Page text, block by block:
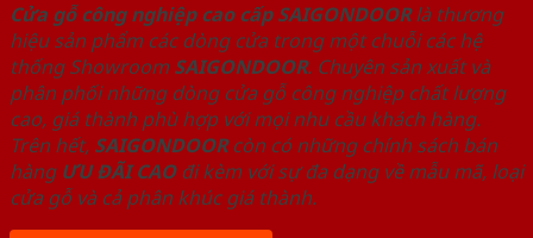
Cửa gỗ công nghiệp cao cấp SAIGONDOORlà thương
hiệu sản phẩm các dòng cửa trong một chuỗi các hệ
thống Showroom SAIGONDOOR. Chuyên sản xuất và
phân phối những dòng cửa gỗ công nghiệp chất lượng
cao, giá thành phù hợp với mọi nhu cầu khách hàng.
Trên hết, SAIGONDOORcòn có những chính sách bán
hàng ƯU ĐÃI CAOđi kèm với sự đa dạng về mẫu mã, loại
cửa gỗ và cả phân khúc giá thành.